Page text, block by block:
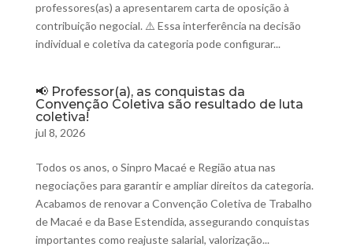
professores(as) a apresentarem carta de oposição à
contribuição negocial. ⚠️ Essa interferência na decisão
individual e coletiva da categoria pode configurar...
📢 Professor(a), as conquistas da
Convenção Coletiva são resultado de luta
coletiva!
jul 8, 2026
Todos os anos, o Sinpro Macaé e Região atua nas
negociações para garantir e ampliar direitos da categoria.
Acabamos de renovar a Convenção Coletiva de Trabalho
de Macaé e da Base Estendida, assegurando conquistas
importantes como reajuste salarial, valorização...